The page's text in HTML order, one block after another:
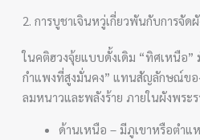
2. การบูชาเจินหวู่เกี่ยวพันกับการจัด
ในคติฮวงจุ้ยแบบดั้งเดิม “ทิศเหนือ”
กำแพงที่สูงมั่นคง” แทนสัญลักษณ์ขอ
ลมหนาวและพลังร้าย ภายในผังพระ
ด้านเหนือ – มีภูเขาหรือตำแ